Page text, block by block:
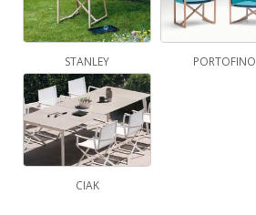
STANLEY PORTOFINO
CIAK